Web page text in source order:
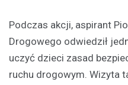
Podczas akcji, aspirant
Drogowego odwiedził
uczyć dzieci zasad
ruchu drogowym. Wizyta